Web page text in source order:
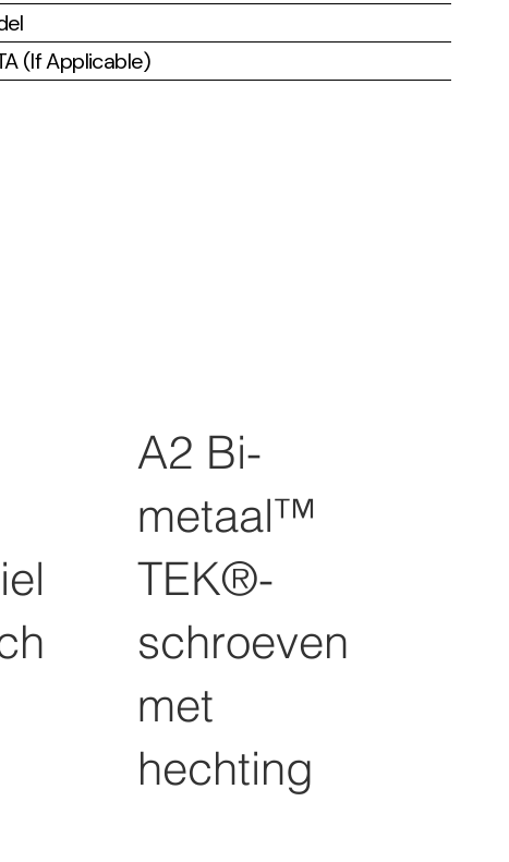
(If Applicable)
A2 Bi-
metaal™
TEK®-
schroeven
met
hechting